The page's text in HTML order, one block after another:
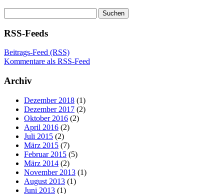
nach:
RSS-Feeds
Beitrags-Feed (RSS)
Kommentare als RSS-Feed
Archiv
Dezember 2018 (1)
Dezember 2017 (2)
Oktober 2016 (2)
April 2016 (2)
Juli 2015 (2)
März 2015 (7)
Februar 2015 (5)
März 2014 (2)
November 2013 (1)
August 2013 (1)
Juni 2013 (1)